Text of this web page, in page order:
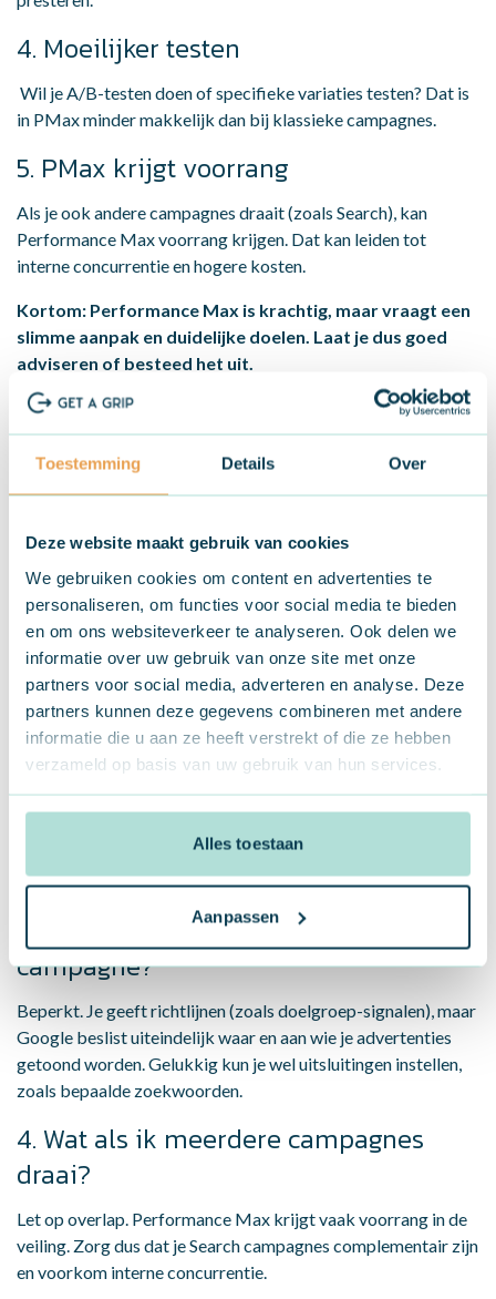
Toestemming Details Over
Deze website maakt gebruik van cookies
We gebruiken cookies om content en advertenties te
personaliseren, om functies voor social media te bieden
en om ons websiteverkeer te analyseren. Ook delen we
informatie over uw gebruik van onze site met onze
partners voor social media, adverteren en analyse. Deze
partners kunnen deze gegevens combineren met andere
informatie die u aan ze heeft verstrekt of die ze hebben
verzameld op basis van uw gebruik van hun services.
Alles toestaan
Aanpassen
4. Moeilijker testen
Wil je A/B-testen doen of specifieke variaties testen? Dat is
in PMax minder makkelijk dan bij klassieke campagnes.
5. PMax krijgt voorrang
Als je ook andere campagnes draait (zoals Search), kan
Performance Max voorrang krijgen. Dat kan leiden tot
interne concurrentie en hogere kosten.
Kortom: Performance Max is krachtig, maar vraagt een
slimme aanpak en duidelijke doelen. Laat je dus goed
adviseren of besteed het uit.
Veelgestelde vragen over
Performance Max
1. Wat heb je nodig voor een goede
setup?
Zorg voor sterke assets: goede teksten, aantrekkelijke
afbeeldingen en (liefst) een korte video. Voeg
ook audience signals toe: wie wil je bereiken? Denk aan je
ideale klant of bestaande klanten.
2. Hoe meet je of Performance Max
werkt?
Gebruik conversietracking (bijvoorbeeld via Google Tag
Manager) en analyseer regelmatig je rapportages via Google
3. Heb ik nog controle over mijn
targeting bij een Performance Max
campagne?
Beperkt. Je geeft richtlijnen (zoals doelgroep-signalen), maar
Google beslist uiteindelijk waar en aan wie je advertenties
getoond worden. Gelukkig kun je wel uitsluitingen instellen,
zoals bepaalde zoekwoorden.
4. Wat als ik meerdere campagnes
draai?
Let op overlap. Performance Max krijgt vaak voorrang in de
veiling. Zorg dus dat je Search campagnes complementair zijn
en voorkom interne concurrentie.